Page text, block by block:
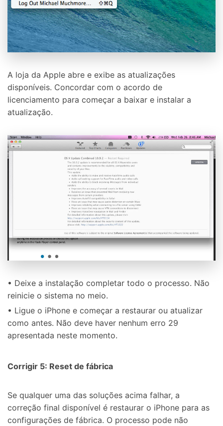
A loja da Apple abre e exibe as atualizações
disponíveis. Concordar com o acordo de
licenciamento para começar a baixar e instalar a
atualização.
• Deixe a instalação completar todo o processo. Não
reinicie o sistema no meio.
• Ligue o iPhone e começar a restaurar ou atualizar
como antes. Não deve haver nenhum erro 29
apresentada neste momento.
Corrigir 5: Reset de fábrica
Se qualquer uma das soluções acima falhar, a
correção final disponível é restaurar o iPhone para as
configurações de fábrica. O processo pode não